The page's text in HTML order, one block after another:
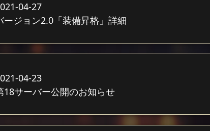
04-27
ージョン2.0「装備昇格」詳細
04-23
18サーバー公開のお知らせ